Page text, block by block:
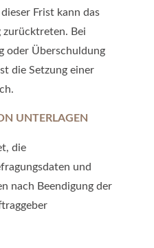
Frist kann das
zurücktreten. Bei
oder Überschuldung
die Setzung einer
UNTERLAGEN
die
und
nach Beendigung der